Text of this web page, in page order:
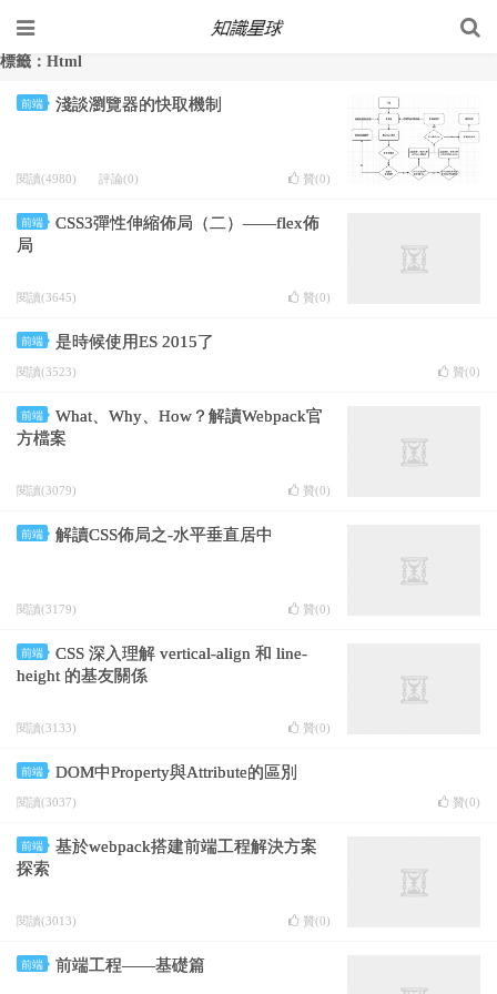
標籤：Html
前端 淺談瀏覽器的快取機制
閱讀(4980) 評論(0) 贊(0)
前端
CSS3彈性伸縮佈局（二）——flex佈
局
閱讀(3645) 贊(0)
前端 是時候使用ES 2015了
閱讀(3523) 贊(0)
前端
What、Why、How？解讀Webpack官
方檔案
閱讀(3079) 贊(0)
前端 解讀CSS佈局之-水平垂直居中
閱讀(3179) 贊(0)
前端
CSS 深入理解 vertical-align 和 line-
height 的基友關係
閱讀(3133) 贊(0)
前端 DOM中Property與Attribute的區別
閱讀(3037) 贊(0)
前端
基於webpack搭建前端工程解決方案
探索
閱讀(3013) 贊(0)
前端 前端工程——基礎篇